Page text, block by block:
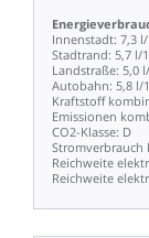
Innenstadt: 7,3
Stadtrand: 5,7 l/
Landstraße: 5,0
Autobahn: 5,8 l/
Kraftstoff
Emissionen
CO2-Klasse: D
Stromverbrauch
Reichweite
Reichweite